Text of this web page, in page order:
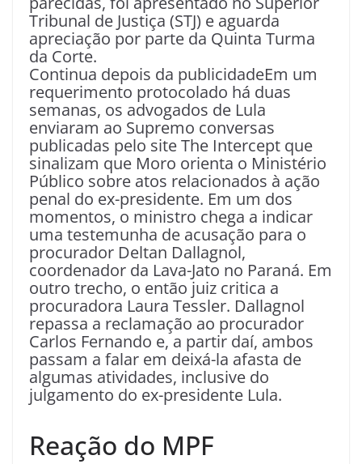
Tribunal de Justiça (STJ) e aguarda
apreciação por parte da Quinta Turma
da Corte.
Continua depois da publicidadeEm um
requerimento protocolado há duas
semanas, os advogados de Lula
enviaram ao Supremo conversas
publicadas pelo site The Intercept que
sinalizam que Moro orienta o Ministério
Público sobre atos relacionados à ação
penal do ex-presidente. Em um dos
momentos, o ministro chega a indicar
uma testemunha de acusação para o
procurador Deltan Dallagnol,
coordenador da Lava-Jato no Paraná. Em
outro trecho, o então juiz critica a
procuradora Laura Tessler. Dallagnol
repassa a reclamação ao procurador
Carlos Fernando e, a partir daí, ambos
passam a falar em deixá-la afasta de
algumas atividades, inclusive do
julgamento do ex-presidente Lula.
Reação do MPF